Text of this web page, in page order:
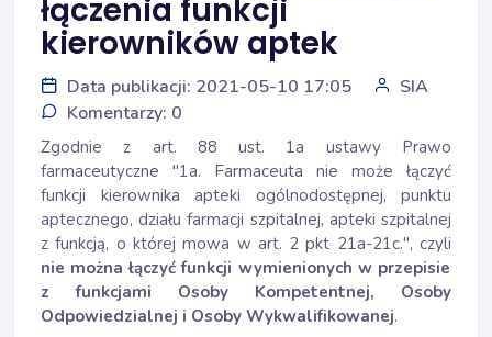
łączenia funkcji
kierowników aptek
Data publikacji: 2021-05-10 17:05
SIA
Komentarzy: 0
Zgodnie z art. 88 ust. 1a ustawy Prawo
farmaceutyczne "1a. Farmaceuta nie może łączyć
funkcji kierownika apteki ogólnodostępnej, punktu
aptecznego, działu farmacji szpitalnej, apteki szpitalnej
z funkcją, o której mowa w art. 2 pkt 21a-21c.", czyli
nie można łączyć funkcji wymienionych w przepisie
z funkcjami Osoby Kompetentnej, Osoby
Odpowiedzialnej i Osoby Wykwalifikowanej.